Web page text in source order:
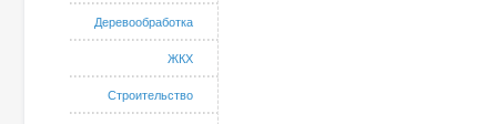
Деревообработка
ЖКХ
Строительство